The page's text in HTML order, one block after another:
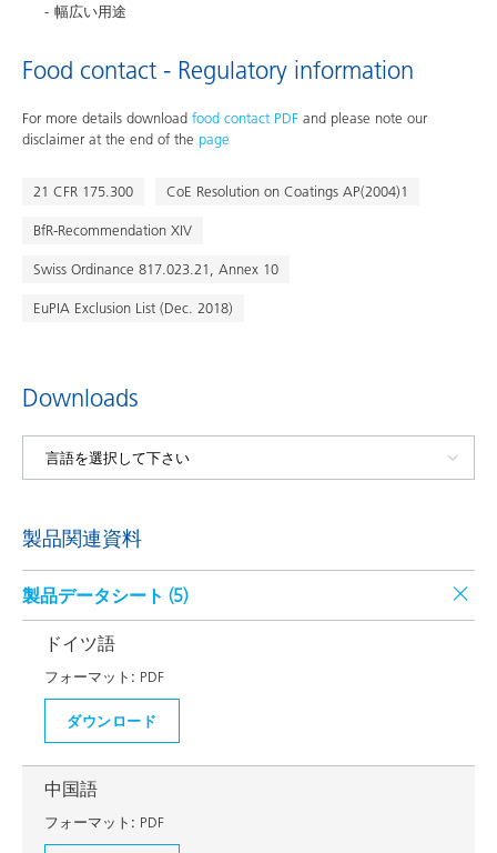
幅広い用途
Food contact - Regulatory information
For more details download food contact PDF and please note our
disclaimer at the end of the page
21 CFR 175.300 CoE Resolution on Coatings AP(2004)1
BfR-Recommendation XIV
Swiss Ordinance 817.023.21, Annex 10
EuPIA Exclusion List (Dec. 2018)
Downloads
製品関連資料
製品データシート (5)
ドイツ語
フォーマット: PDF
ダウンロード
中国語
フォーマット: PDF